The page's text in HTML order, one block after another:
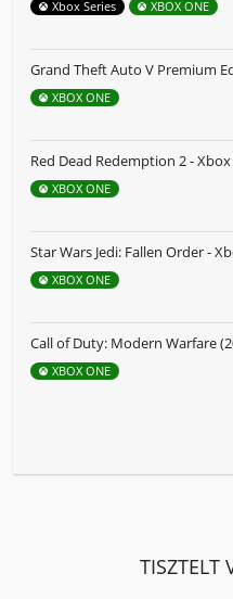
Xbox Series XBOX ONE
Grand Theft Auto V Premium
XBOX ONE
Red Dead Redemption 2 -
XBOX ONE
Star Wars Jedi: Fallen Order -
XBOX ONE
Call of Duty: Modern Warfare
XBOX ONE
TISZTELT